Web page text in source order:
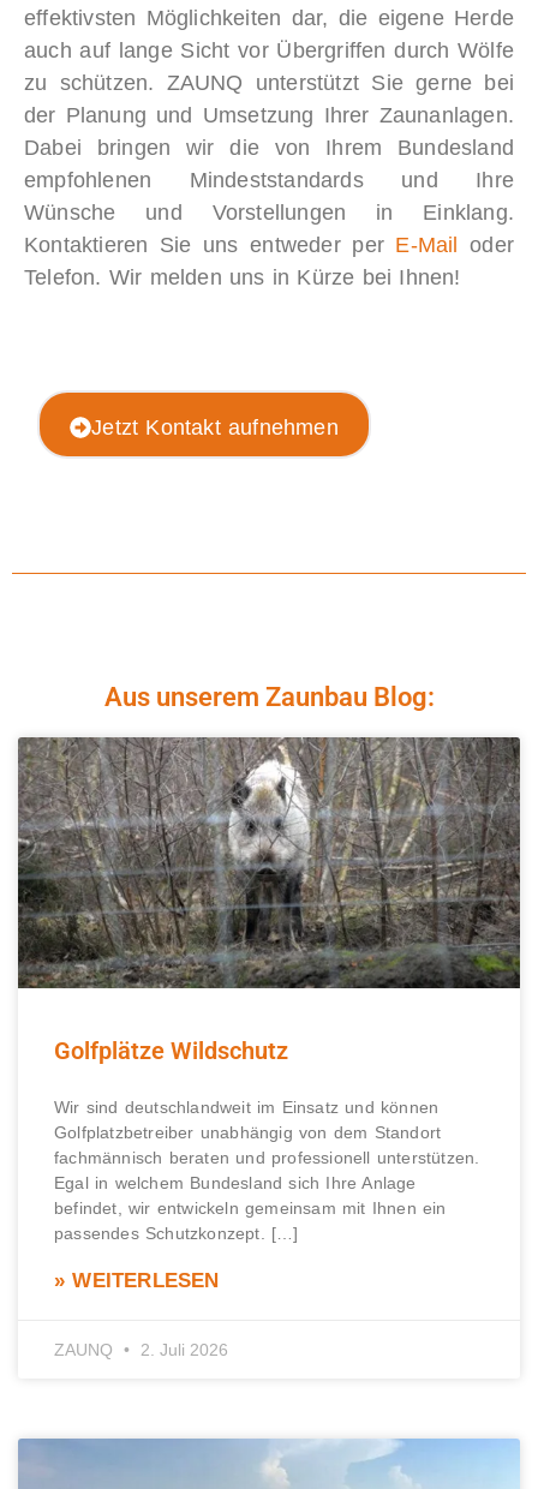
effektivsten Möglichkeiten dar, die eigene Herde
auch auf lange Sicht vor Übergriffen durch Wölfe
zu schützen. ZAUNQ unterstützt Sie gerne bei
der Planung und Umsetzung Ihrer Zaunanlagen.
Dabei bringen wir die von Ihrem Bundesland
empfohlenen Mindeststandards und Ihre
Wünsche und Vorstellungen in Einklang.
Kontaktieren Sie uns entweder per E-Mail
oder
Telefon. Wir melden uns in Kürze bei Ihnen!
Jetzt Kontakt aufnehmen
Aus unserem Zaunbau Blog:
Golfplätze Wildschutz
Wir sind deutschlandweit im Einsatz und können
Golfplatzbetreiber unabhängig von dem Standort
fachmännisch beraten und professionell unterstützen.
Egal in welchem Bundesland sich Ihre Anlage
befindet, wir entwickeln gemeinsam mit Ihnen ein
passendes Schutzkonzept. […]
» WEITERLESEN
ZAUNQ 2. Juli 2026